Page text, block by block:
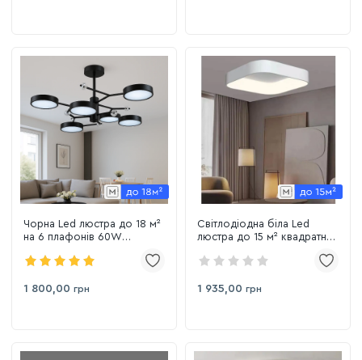
Чорна Led люстра до 18 м²
на 6 плафонів 60W
1 800,00 грн
Світлодіодна біла Led
люстра до 15 м² квадратної
Sirius GLD-23413 WT 64W
1 935,00 грн